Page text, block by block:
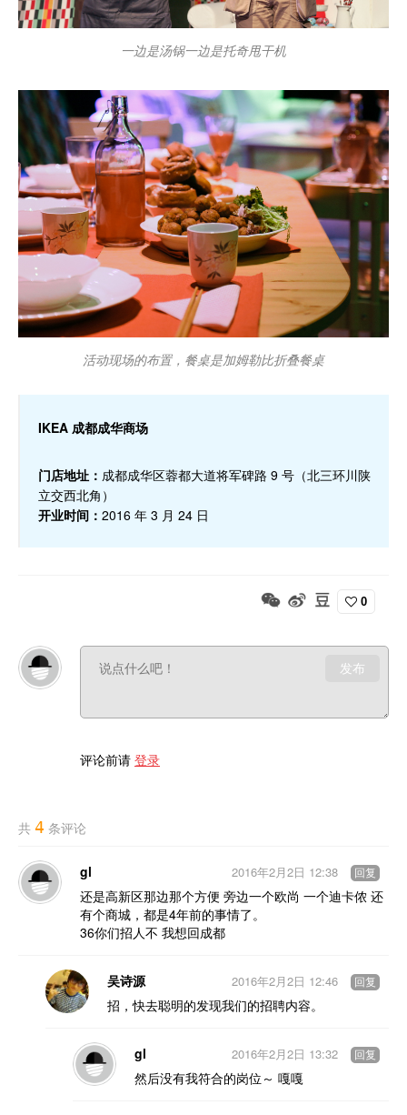
一边是汤锅一边是托奇甩干机
活动现场的布置，餐桌是加姆勒比折叠餐桌
IKEA 成都成华商场
门店地址： 成都成华区蓉都大道将军碑路 9 号（北三环川陕
立交西北角）
开业时间： 2016 年 3 月 24 日
0
发布
评论前请 登录
共 4 条评论
gl
还是高新区那边那个方便 旁边一个欧尚 一个迪卡侬 还
有个商城，都是4年前的事情了。
36你们招人不 我想回成都
2016年2月2日 12:38 回复
吴诗源
招，快去聪明的发现我们的招聘内容。
2016年2月2日 12:46 回复
gl
然后没有我符合的岗位～ 嘎嘎
2016年2月2日 13:32 回复